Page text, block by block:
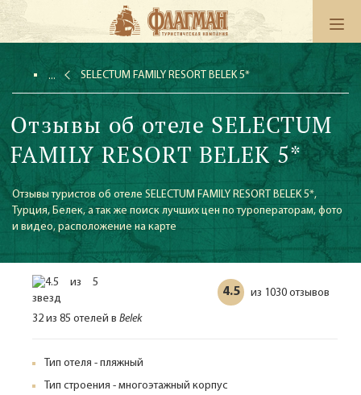
SELECTUM FAMILY RESORT BELEK 5*
Отзывы об отеле SELECTUM
FAMILY RESORT BELEK 5*
Отзывы туристов об отеле SELECTUM FAMILY RESORT BELEK 5*,
Турция, Белек, а так же поиск лучших цен по туроператорам, фото
и видео, расположение на карте
4.5 из 1030 отзывов
32 из 85 отелей в Belek
Тип отеля - пляжный
Тип строения - многоэтажный корпус